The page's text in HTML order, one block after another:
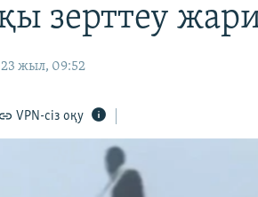
зерттеу
жыл, 09:52
VPN-сіз оқу